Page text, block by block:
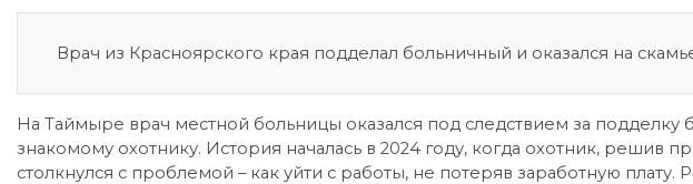
Врач из Красноярского края подделал больничный и оказался на
На Таймыре врач местной больницы оказался под следствием за подделку
знакомому охотнику. История началась в 2024 году, когда охотник, решив
столкнулся с проблемой – как уйти с работы, не потеряв заработную